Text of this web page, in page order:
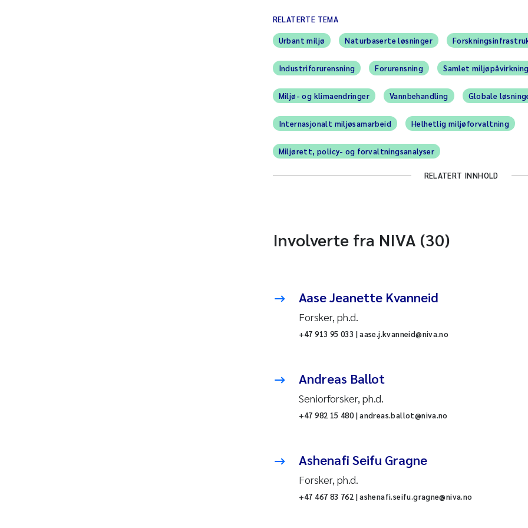
RELATERTE TEMA
Urbant miljø Naturbaserte løsninger
Industriforurensning Forurensning Samlet miljøpåvirkning
Miljø- og klimaendringer Vannbehandling Globale
Internasjonalt miljøsamarbeid Helhetlig miljøforvaltning
Miljørett, policy- og forvaltningsanalyser
RELATERT INNHOLD
Involverte fra NIVA (30)
Aase Jeanette Kvanneid
Forsker, ph.d.
+47 913 95 033 | aase.j.kvanneid@niva.no
Andreas Ballot
Seniorforsker, ph.d.
+47 982 15 480 | andreas.ballot@niva.no
Ashenafi Seifu Gragne
Forsker, ph.d.
+47 467 83 762 | ashenafi.seifu.gragne@niva.no